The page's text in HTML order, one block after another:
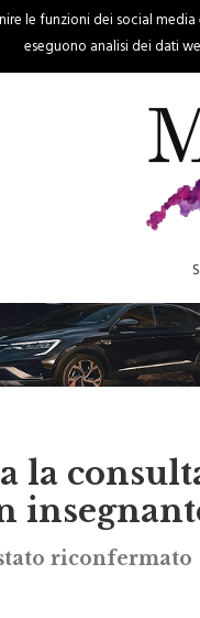
PALERMO
la
riconfermato
le funzioni dei social
eseguono analisi dei dati